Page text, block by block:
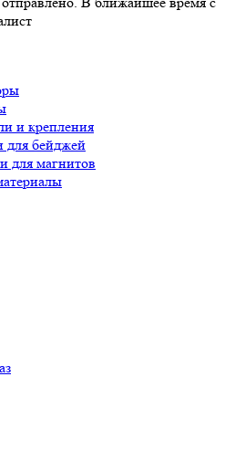
и крепления
для бейджей
для магнитов